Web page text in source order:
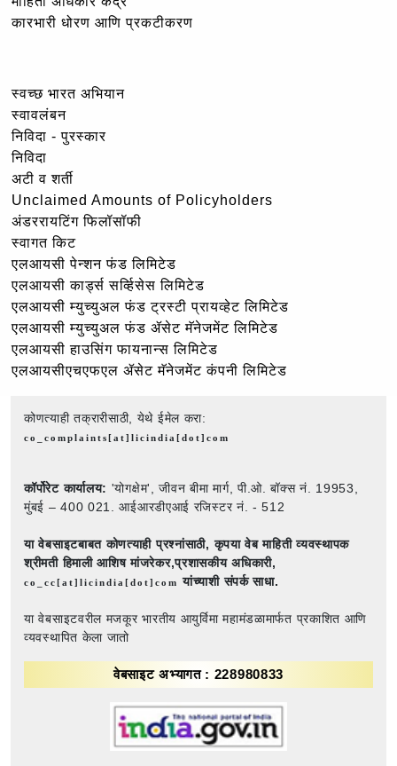
कारभारी धोरण आणि प्रकटीकरण
स्वच्छ भारत अभियान
स्वावलंबन
निविदा - पुरस्कार
निविदा
अटी व शर्ती
Unclaimed Amounts of Policyholders
अंडररायटिंग फिलॉसॉफी
स्वागत किट
एलआयसी पेन्शन फंड लिमिटेड
एलआयसी कार्ड्स सर्व्हिसेस लिमिटेड
एलआयसी म्युच्युअल फंड ट्रस्टी प्रायव्हेट लिमिटेड
एलआयसी म्युच्युअल फंड ॲसेट मॅनेजमेंट लिमिटेड
एलआयसी हाउसिंग फायनान्स लिमिटेड
एलआयसीएचएफएल ॲसेट मॅनेजमेंट कंपनी लिमिटेड
कोणत्याही तक्रारीसाठी, येथे ईमेल करा:
co_complaints[at]licindia[dot]com
कॉर्पोरेट कार्यालय: 'योगक्षेम', जीवन बीमा मार्ग, पी.ओ. बॉक्स नं. 19953,
मुंबई – 400 021. आईआरडीएआई रजिस्टर नं. - 512
या वेबसाइटबाबत कोणत्याही प्रश्नांसाठी, कृपया वेब माहिती व्यवस्थापक
श्रीमती हिमाली आशिष मांजरेकर,प्रशासकीय अधिकारी,
co_cc[at]licindia[dot]comयांच्याशी संपर्क साधा.
या वेबसाइटवरील मजकूर भारतीय आयुर्विमा महामंडळामार्फत प्रकाशित आणि
व्यवस्थापित केला जातो
वेबसाइट अभ्यागत : 228980833